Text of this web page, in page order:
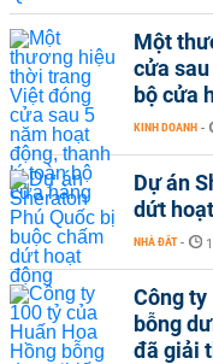
Một
cửa
bộ cửa
KINH DOANH -
Dự án
dứt
NHÀ ĐẤT -
Công ty
bỗng
đã giải